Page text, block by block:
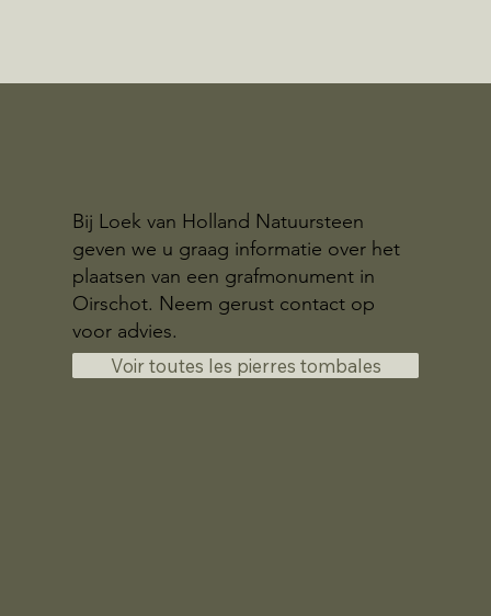
Bij Loek van Holland Natuursteen
geven we u graag informatie over het
plaatsen van een grafmonument in
Oirschot. Neem gerust contact op
voor advies.
Voir toutes les pierres tombales